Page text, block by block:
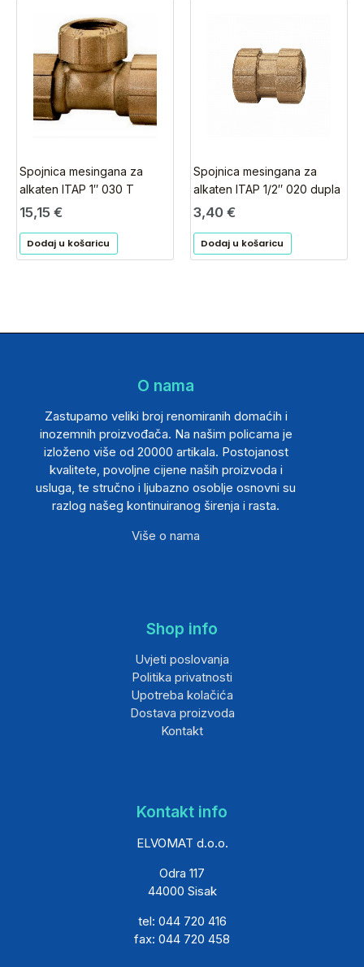
Spojnica mesingana za
alkaten ITAP 1″ 030 T
15,15 €
Dodaj u košaricu
Spojnica mesingana za
alkaten ITAP 1/2″ 020 dupla
3,40 €
Dodaj u košaricu
O nama
Zastupamo veliki broj renomiranih domaćih i
inozemnih proizvođača. Na našim policama je
izloženo više od 20000 artikala. Postojanost
kvalitete, povoljne cijene naših proizvoda i
usluga, te stručno i ljubazno osoblje osnovni su
razlog našeg kontinuiranog širenja i rasta.
Više o nama
Shop info
Uvjeti poslovanja
Politika privatnosti
Upotreba kolačića
Dostava proizvoda
Kontakt
Kontakt info
ELVOMAT d.o.o.
Odra 117
44000 Sisak
tel: 044 720 416
fax: 044 720 458